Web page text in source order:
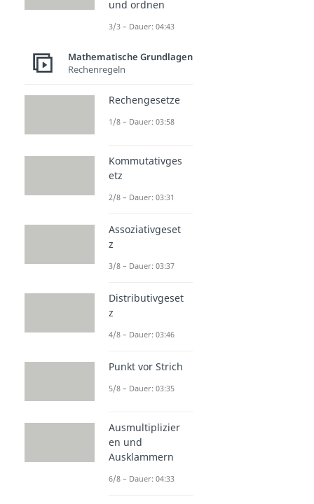
und ordnen
3/3 – Dauer: 04:43
Mathematische Grundlagen
Rechenregeln
Rechengesetze
1/8 – Dauer: 03:58
Kommutativges
etz
2/8 – Dauer: 03:31
Assoziativgeset
z
3/8 – Dauer: 03:37
Distributivgeset
z
4/8 – Dauer: 03:46
Punkt vor Strich
5/8 – Dauer: 03:35
Ausmultiplizier
en und
Ausklammern
6/8 – Dauer: 04:33